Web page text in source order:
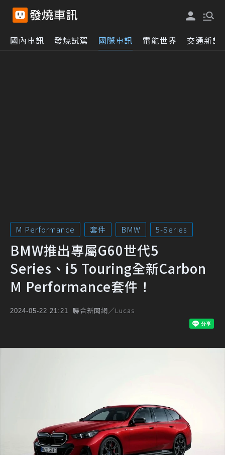
國內車訊 發燒試駕 國際車訊 電能世界 交通新訊
M Performance 套件 BMW 5-Series
BMW推出專屬G60世代5
Series、i5 Touring全新Carbon
M Performance套件！
2024-05-22 21:21 聯合新聞網／Lucas